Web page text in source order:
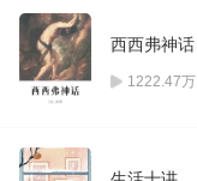
西西弗神话
1222.47万